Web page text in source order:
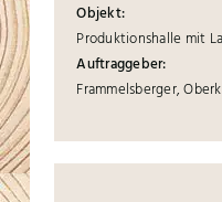
Objekt:
Produktionshalle mit
Auftraggeber:
Frammelsberger,